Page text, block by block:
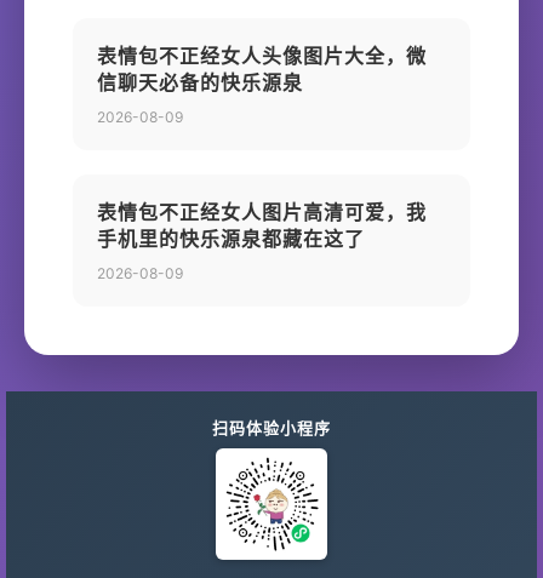
表情包不正经女人头像图片大全，微
信聊天必备的快乐源泉
2026-08-09
表情包不正经女人图片高清可爱，我
手机里的快乐源泉都藏在这了
2026-08-09
扫码体验小程序